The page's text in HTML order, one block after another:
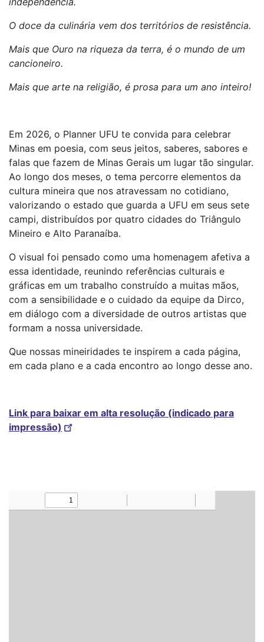
O doce da culinária vem dos territórios de resistência.
Mais que Ouro na riqueza da terra, é o mundo de um
cancioneiro.
Mais que arte na religião, é prosa para um ano inteiro!
Em 2026, o Planner UFU te convida para celebrar
Minas em poesia, com seus jeitos, saberes, sabores e
falas que fazem de Minas Gerais um lugar tão singular.
Ao longo dos meses, o tema percorre elementos da
cultura mineira que nos atravessam no cotidiano,
valorizando o estado que guarda a UFU em seus sete
campi, distribuídos por quatro cidades do Triângulo
Mineiro e Alto Paranaíba.
O visual foi pensado como uma homenagem afetiva a
essa identidade, reunindo referências culturais e
gráficas em um trabalho construído a muitas mãos,
com a sensibilidade e o cuidado da equipe da Dirco,
em diálogo com a diversidade de outros artistas que
formam a nossa universidade.
Que nossas mineiridades te inspirem a cada página,
em cada plano e a cada encontro ao longo desse ano.
Link para baixar em alta resolução (indicado para
impressão)